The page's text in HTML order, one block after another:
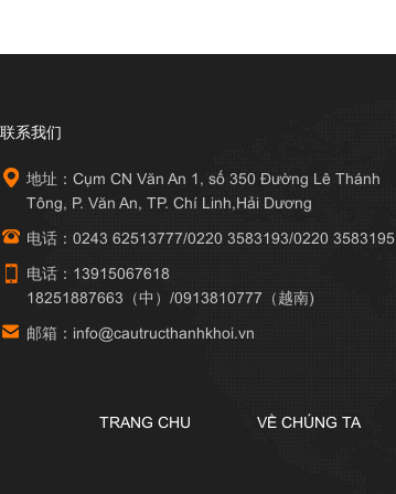
联系我们
地址：Cụm CN Văn An 1, số 350 Đường Lê Thánh
Tông, P. Văn An, TP. Chí Linh,Hải Dương
电话：0243 62513777/0220 3583193/0220 3583195
电话：13915067618
18251887663（中）/0913810777（越南)
邮箱：info@cautructhanhkhoi.vn
TRANG CHU VỀ CHÚNG TA